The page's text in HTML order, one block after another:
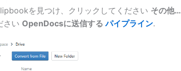
を見つけ、クリックしてください その他…
さい OpenDocsに送信するパイプライン.